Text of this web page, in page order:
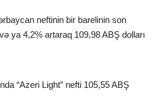
neftinin bir barelinin son
ya 4,2% artaraq 109,98 ABŞ dolları
“Azeri Light” nefti 105,55 ABŞ